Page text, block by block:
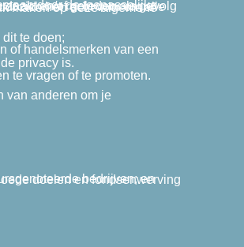
te doen;
privacy is.
te vragen of te promoten.